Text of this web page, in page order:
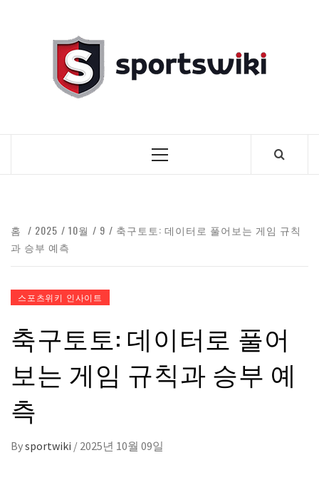
위
기
홈 2025 10월 9
축구토토: 데이터로 풀어보는 게임 규칙
과 승부 예측
스포츠위키 인사이트
축구토토: 데이터로 풀어
보는 게임 규칙과 승부 예
측
Bysportwiki / 2025년 10월 09일